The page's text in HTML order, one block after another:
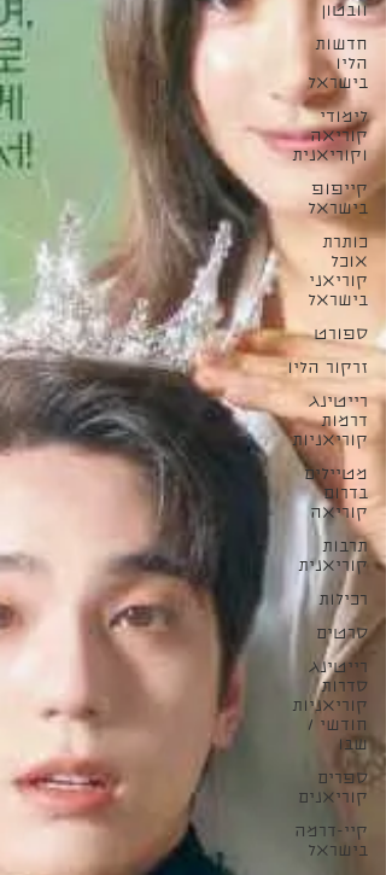
וובטון
חדשות
הליו
בישראל
לימודי
קוריאה
וקוריאנית
קייפופ
בישראל
כותרת
אוכל
קוריאני
בישראל
ספורט
זרקור הליו
רייטינג
דרמות
קוריאניות
מטיילים
בדרום
קוריאה
תרבות
קוריאנית
רכילות
סרטים
רייטינג
סדרות
קוריאניות
חודשי /
שבו
ספרים
קוריאנים
קיי-דרמה
בישראל